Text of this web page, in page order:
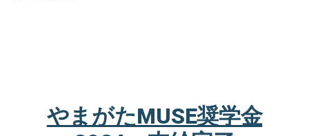
やまがたMUSE奨学金